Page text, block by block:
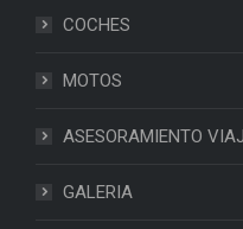
COCHES
MOTOS
ASESORAMIENTO
GALERIA